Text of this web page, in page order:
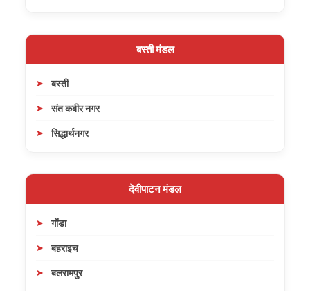
बस्ती मंडल
बस्ती
संत कबीर नगर
सिद्धार्थनगर
देवीपाटन मंडल
गोंडा
बहराइच
बलरामपुर